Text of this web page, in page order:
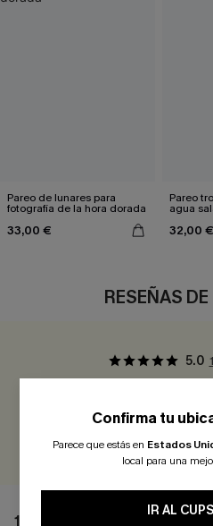
Pareo de lunares para
fotografía de la hora dorada
33,00 €
Pareo
agua
32,00 €
RESEÑAS
5.0
1 COMENTARIO
Confirma tu
Parece que estás en Estados
local para una
IR AL